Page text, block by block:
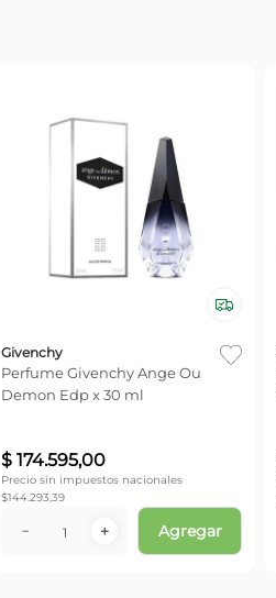
Givenchy
Perfume Givenchy Ange Ou
Demon Edp x 30 ml
$ 174.595,00
Precio sin impuestos nacionales
$144.293,39
＋
－ Agregar